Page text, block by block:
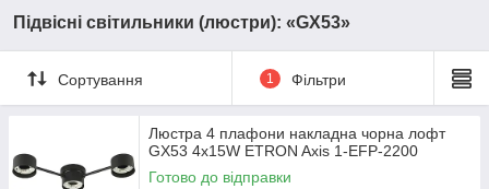
Підвісні світильники (люстри): «GX53»
Сортування 1 Фільтри
Люстра 4 плафони накладна чорна лофт
GX53 4x15W ETRON Axis 1-EFP-2200
Готово до відправки